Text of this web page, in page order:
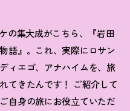
の集大成がこちら、『岩田
語』。これ、実際にロサン
ィエゴ、アナハイムを、旅
てきたんです ！ ご紹介して
自身の旅にお役立ていただ